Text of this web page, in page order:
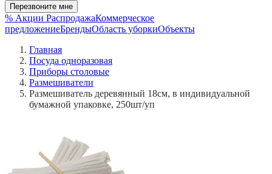
Перезвоните мне
% Акции РаспродажаКоммерческое
предложениеБрендыОбласть уборкиОбъекты
Главная
Посуда одноразовая
Приборы столовые
Размешиватели
Размешиватель деревянный 18см, в индивидуальной
бумажной упаковке, 250шт/уп